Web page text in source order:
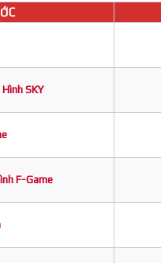
SKY
F-Game